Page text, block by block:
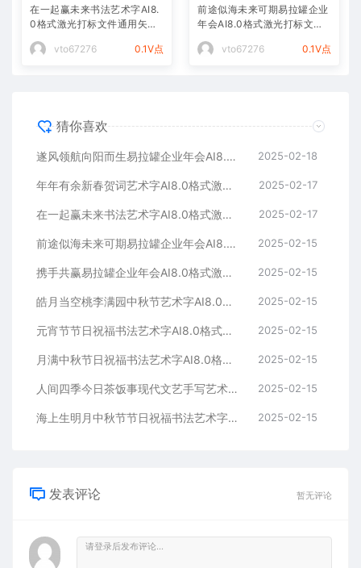
在一起赢未来书法艺术字AI8.
0格式激光打标文件通用矢量
图
vto67276
0.1V点
前途似海未来可期易拉罐企业
年会AI8.0格式激光打标文件
通用矢量图
vto67276
0.1V点
猜你喜欢
遂风领航向阳而生易拉罐企业年会AI8.0格式激光打标文件通用矢量图 2025-02-18
年年有余新春贺词艺术字AI8.0格式激光打标文件通用矢量图 2025-02-17
在一起赢未来书法艺术字AI8.0格式激光打标文件通用矢量图 2025-02-17
前途似海未来可期易拉罐企业年会AI8.0格式激光打标文件通用矢量图 2025-02-15
携手共赢易拉罐企业年会AI8.0格式激光打标文件通用矢量图 2025-02-15
皓月当空桃李满园中秋节艺术字AI8.0格式激光打标文件通用矢量图 2025-02-15
元宵节节日祝福书法艺术字AI8.0格式激光打标文件通用矢量图 2025-02-15
月满中秋节日祝福书法艺术字AI8.0格式激光打标文件通用矢量图 2025-02-15
人间四季今日茶饭事现代文艺手写艺术字AI8.0格式激光打标文件通用矢量图 2025-02-15
海上生明月中秋节节日祝福书法艺术字AI8.0格式激光打标文件通用矢量图 2025-02-15
发表评论 暂无评论